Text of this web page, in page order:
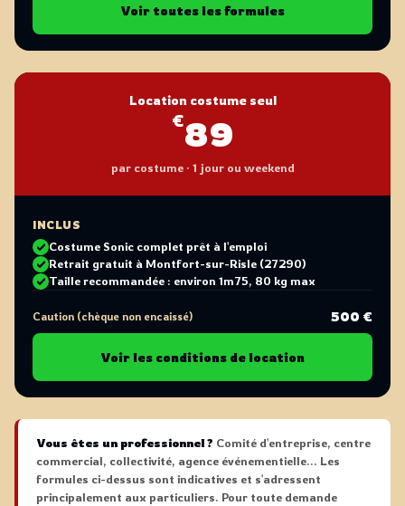
Voir toutes les formules
Location costume seul
€89
par costume · 1 jour ou weekend
INCLUS
Costume Sonic complet prêt à l'emploi
Retrait gratuit à Montfort-sur-Risle (27290)
Taille recommandée : environ 1m75, 80 kg max
Caution (chèque non encaissé) 500 €
Voir les conditions de location
Vous êtes un professionnel ? Comité d'entreprise, centre
commercial, collectivité, agence événementielle... Les
formules ci-dessus sont indicatives et s'adressent
principalement aux particuliers. Pour toute demande